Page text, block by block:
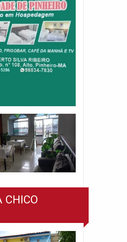
CHICO